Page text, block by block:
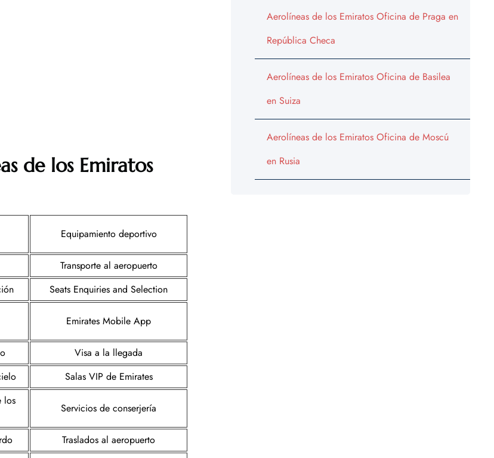
de los Emiratos
Equipamiento deportivo
Transporte al aeropuerto
Seats Enquiries and Selection
Emirates Mobile App
Visa a la llegada
Salas VIP de Emirates
los
Servicios de conserjería
Traslados al aeropuerto
Aerolíneas de los Emiratos Oficina de Praga en
República Checa
Aerolíneas de los Emiratos Oficina de Basilea
en Suiza
Aerolíneas de los Emiratos Oficina de Moscú
en Rusia